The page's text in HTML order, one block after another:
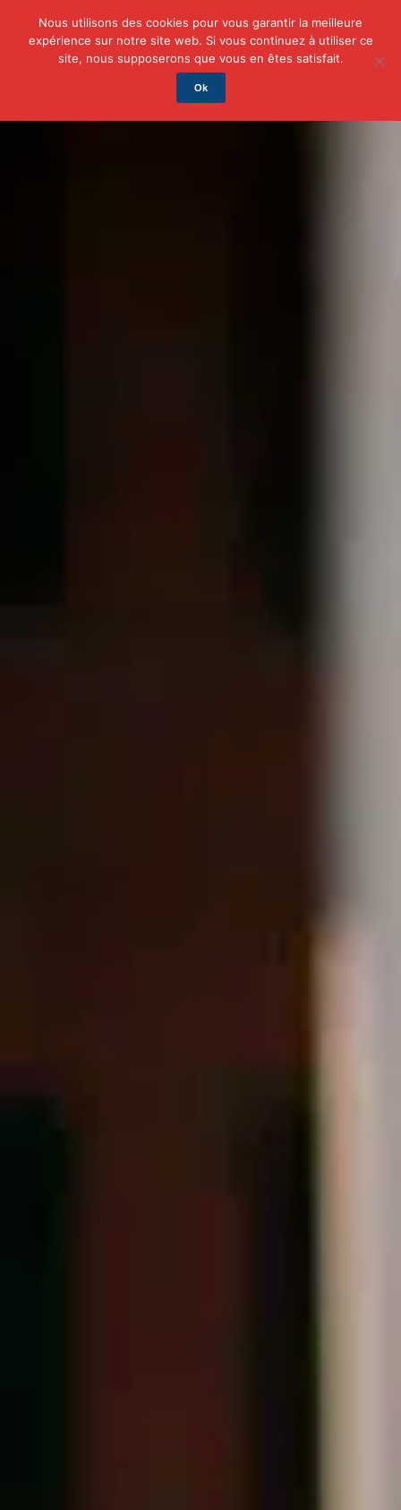
Auto/Moto Business Famille Finance
Nous utilisons des cookies pour vous garantir la meilleure
expérience sur notre site web. Si vous continuez à utiliser ce
site, nous supposerons que vous en êtes satisfait.
Ok